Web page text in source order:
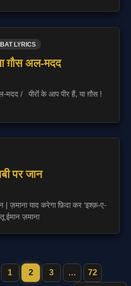
LYRICS
ग़ौस अल-मदद
मदद / पीरों के आप पीर हैं, या ग़ौस !
पर जान
| ज़माना याद करेगा फ़िदा कर ‘इश्क़-ए-
ईमान ज़माना
1 2 3 … 72